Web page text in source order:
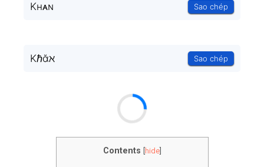
Kʜᴀɴ Sao chép
Kℏᾰℵ Sao chép
Contents hide]